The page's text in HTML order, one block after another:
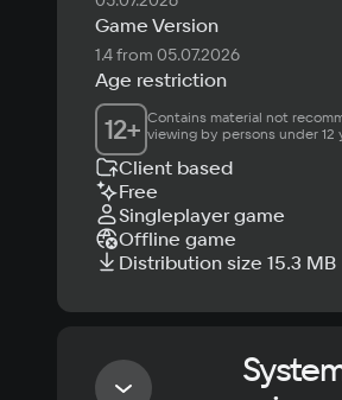
Game Version
1.4 from 05.07.2026
Age restriction
12+ Contains material not
viewing by persons under 12
Client based
Free
Singleplayer game
Offline game
Distribution size 15.3 MB